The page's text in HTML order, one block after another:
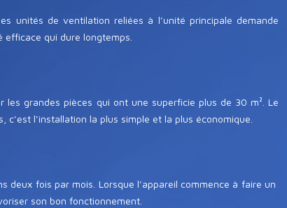
unités de ventilation reliées à l’unité principale demande
qui dure longtemps.
grandes pièces qui ont une superficie plus de 30 m². Le
l’installation la plus simple et la plus économique.
fois par mois. Lorsque l’appareil commence à faire un
son bon fonctionnement.